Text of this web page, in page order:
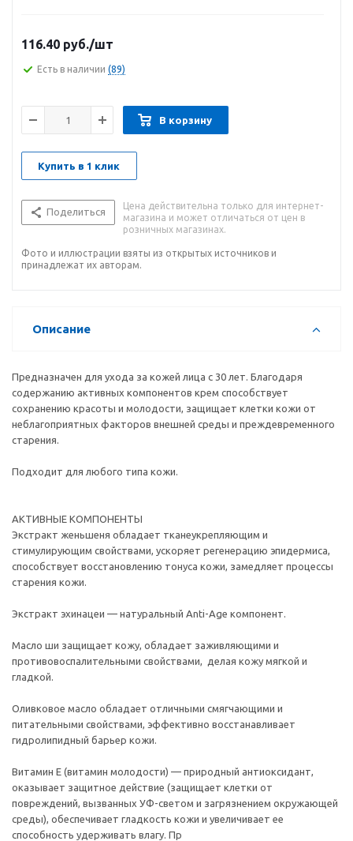
116.40 руб./шт
Есть в наличии (89)
В корзину
Купить в 1 клик
Поделиться
Цена действительна только для интернет-
магазина и может отличаться от цен в
розничных магазинах.
Фото и иллюстрации взяты из открытых источников и
принадлежат их авторам.
Описание
Предназначен для ухода за кожей лица с 30 лет. Благодаря
содержанию активных компонентов крем способствует
сохранению красоты и молодости, защищает клетки кожи от
неблагоприятных факторов внешней среды и преждевременного
старения.
Подходит для любого типа кожи.
АКТИВНЫЕ КОМПОНЕНТЫ
Экстракт женьшеня обладает тканеукрепляющим и
стимулирующим свойствами, ускоряет регенерацию эпидермиса,
способствует восстановлению тонуса кожи, замедляет процессы
старения кожи.
Экстракт эхинацеи — натуральный Anti-Age компонент.
Масло ши защищает кожу, обладает заживляющими и
противовоспалительными свойствами, делая кожу мягкой и
гладкой.
Оливковое масло обладает отличными смягчающими и
питательными свойствами, эффективно восстанавливает
гидролипидный барьер кожи.
Витамин Е (витамин молодости) — природный антиоксидант,
оказывает защитное действие (защищает клетки от
повреждений, вызванных УФ-светом и загрязнением окружающей
среды), обеспечивает гладкость кожи и увеличивает ее
способность удерживать влагу. Пр